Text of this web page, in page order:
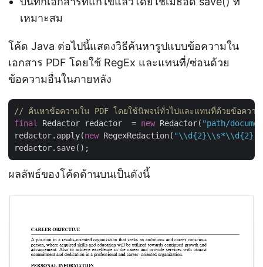
เหมาะสม
โค้ด Java ต่อไปนี้แสดงวิธีค้นหารูปแบบข้อความใน
เอกสาร PDF โดยใช้ RegEx และแทนที่/ซ่อนด้วย
ข้อความอื่นในภายหลัง
// ค้นหาข้อความใน PDF โดยใช้นิพจน์ทั่วไปและแทนที่ด้วยข้อควา
final Redactor redactor  = new Redactor( "path/
redactor.apply(new RegexRedaction(
ผลลัพธ์ของโค้ดด้านบนเป็นดังนี้